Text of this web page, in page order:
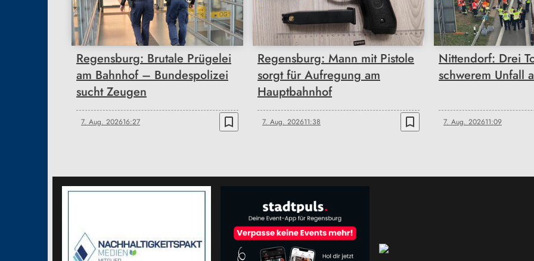
Regensburg: Brutale Prügelei
am Bahnhof – Bundespolizei
sucht Zeugen
7. Aug. 202616:27 bookmark_border
Regensburg: Mann mit Pistole
sorgt für Aufregung am
Hauptbahnhof
7. Aug. 202611:38 bookmark_border
Nittendorf: Drei
schwerem Unfall
7. Aug. 202611:09